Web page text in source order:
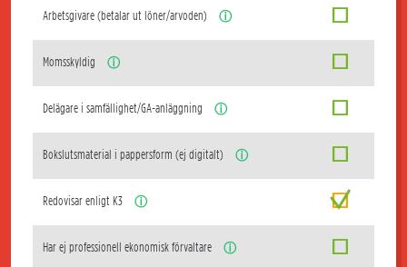
Arbetsgivare (betalar ut löner/arvoden) ⓘ
Momsskyldig ⓘ
Delägare i samfällighet/GA-anläggning ⓘ
Bokslutsmaterial i pappersform (ej digitalt) ⓘ
Redovisar enligt K3 ⓘ
Har ej professionell ekonomisk förvaltare ⓘ